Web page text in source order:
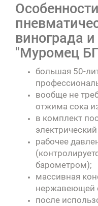
Особенности
винограда
"Муромец
большая 50-
вообще не
отжима сока
в комплект
рабочее
барометром);
массивная
нержавеющей
после